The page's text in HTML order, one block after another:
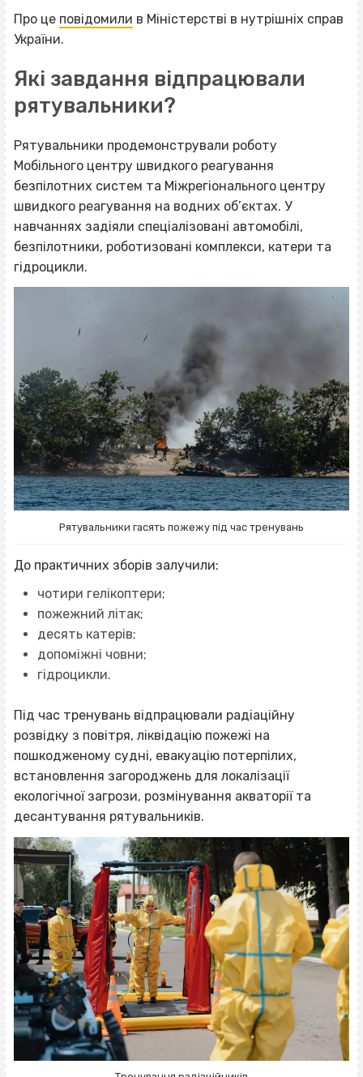
Про це повідомили в Міністерстві в нутрішніх справ
України.
Які завдання відпрацювали
рятувальники?
Рятувальники продемонстрували роботу
Мобільного центру швидкого реагування
безпілотних систем та Міжрегіонального центру
швидкого реагування на водних об’єктах. У
навчаннях задіяли спеціалізовані автомобілі,
безпілотники, роботизовані комплекси, катери та
гідроцикли.
Рятувальники гасять пожежу під час тренувань
До практичних зборів залучили:
чотири гелікоптери;
пожежний літак;
десять катерів;
допоміжні човни;
гідроцикли.
Під час тренувань відпрацювали радіаційну
розвідку з повітря, ліквідацію пожежі на
пошкодженому судні, евакуацію потерпілих,
встановлення загороджень для локалізації
екологічної загрози, розмінування акваторії та
десантування рятувальників.